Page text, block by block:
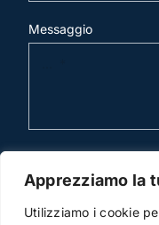
Apprezziamo la
Utilizziamo i cookie
Messaggio
invia mail